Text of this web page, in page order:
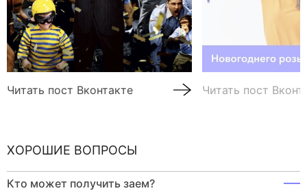
Читать пост Вконтакте Читать пост
ХОРОШИЕ ВОПРОСЫ
Кто может получить заем?